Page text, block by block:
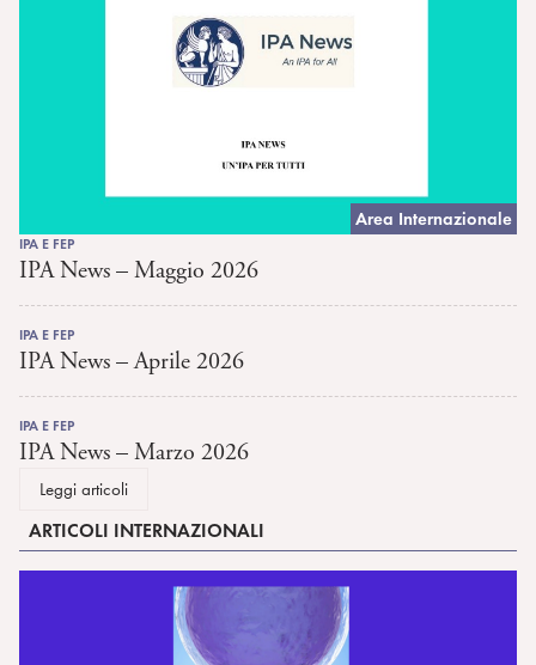
Area Internazionale
IPA E FEP
IPA News – Maggio 2026
IPA E FEP
IPA News – Aprile 2026
IPA E FEP
IPA News – Marzo 2026
Leggi articoli
ARTICOLI INTERNAZIONALI